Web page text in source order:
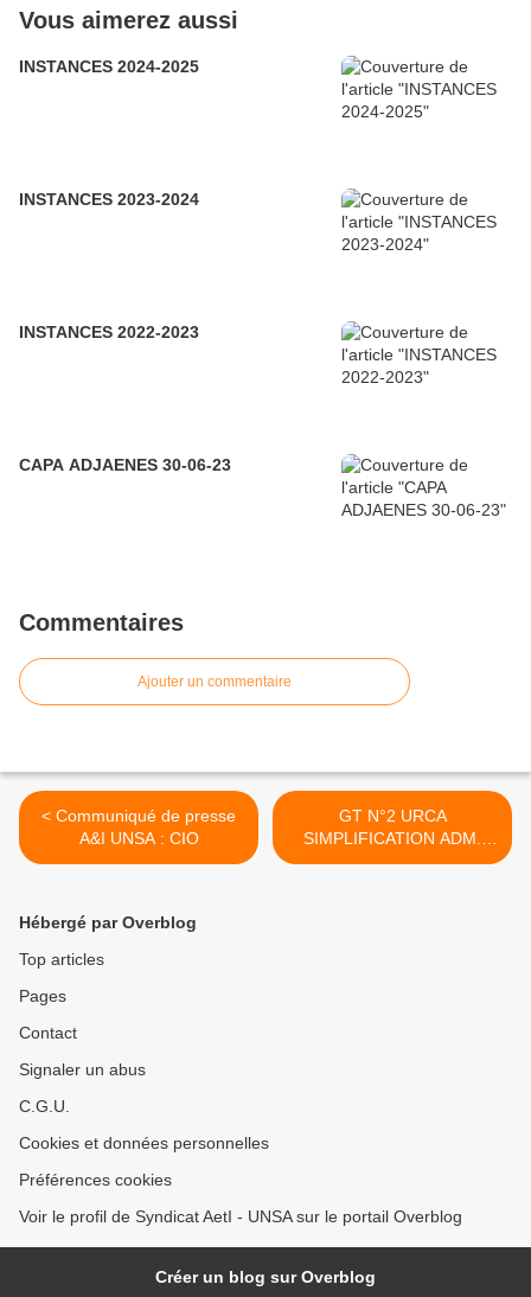
Vous aimerez aussi
INSTANCES 2024-2025
INSTANCES 2023-2024
INSTANCES 2022-2023
CAPA ADJAENES 30-06-23
Commentaires
Ajouter un commentaire
< Communiqué de presse
A&I UNSA : CIO
GT N°2 URCA
SIMPLIFICATION ADM.
03/06/19 >
Hébergé par Overblog
Top articles
Pages
Contact
Signaler un abus
C.G.U.
Cookies et données personnelles
Préférences cookies
Voir le profil de Syndicat AetI - UNSA sur le portail Overblog
Créer un blog sur Overblog